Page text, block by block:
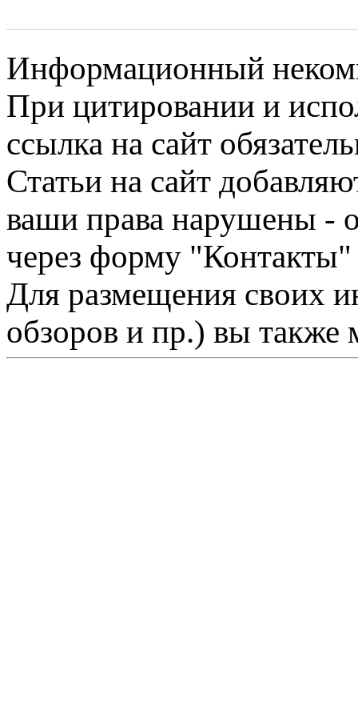
Информационный
При цитировании и
ссылка на сайт
Статьи на сайт
ваши права нарушены -
через форму "Контакты"
Для размещения своих
обзоров и пр.) вы также